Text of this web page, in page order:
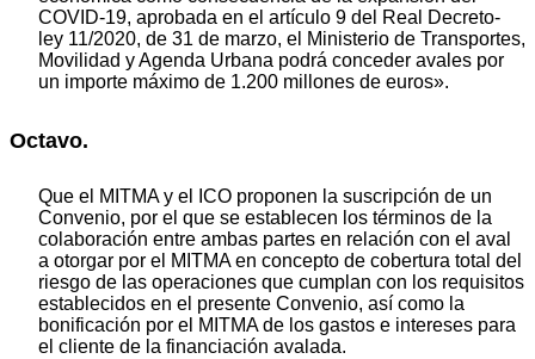
COVID-19, aprobada en el artículo 9 del Real Decreto-
ley 11/2020, de 31 de marzo, el Ministerio de Transportes,
Movilidad y Agenda Urbana podrá conceder avales por
un importe máximo de 1.200 millones de euros».
Octavo.
Que el MITMA y el ICO proponen la suscripción de un
Convenio, por el que se establecen los términos de la
colaboración entre ambas partes en relación con el aval
a otorgar por el MITMA en concepto de cobertura total del
riesgo de las operaciones que cumplan con los requisitos
establecidos en el presente Convenio, así como la
bonificación por el MITMA de los gastos e intereses para
el cliente de la financiación avalada.